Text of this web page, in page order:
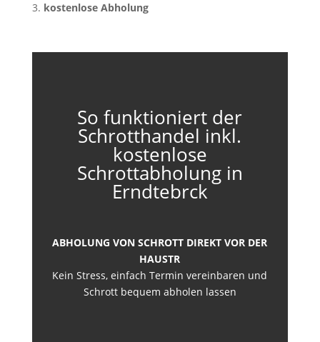
kostenlose Abholung
So funktioniert der
Schrotthandel inkl.
kostenlose
Schrottabholung in
Erndtebrck
ABHOLUNG VON SCHROTT DIREKT VOR DER
HAUSTR
Kein Stress, einfach Termin vereinbaren und
Schrott bequem abholen lassen